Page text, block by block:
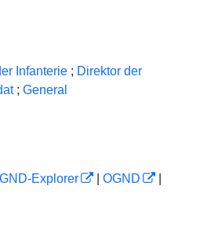
Infanterie ; Direktor der
; General
GND-Explorer OGND